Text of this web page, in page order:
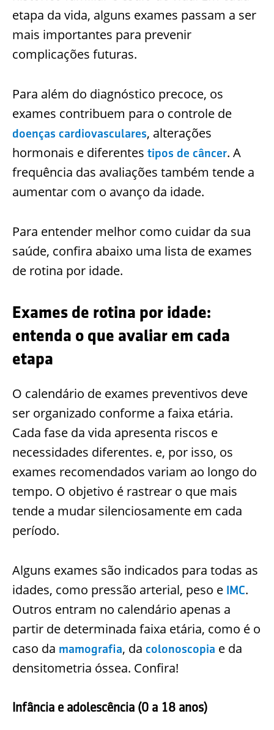
etapa da vida, alguns exames passam a ser
mais importantes para prevenir
complicações futuras.
Para além do diagnóstico precoce, os
exames contribuem para o controle de
doenças cardiovasculares, alterações
hormonais e diferentes tipos de câncer. A
frequência das avaliações também tende a
aumentar com o avanço da idade.
Para entender melhor como cuidar da sua
saúde, confira abaixo uma lista de exames
de rotina por idade.
Exames de rotina por idade:
entenda o que avaliar em cada
etapa
O calendário de exames preventivos deve
ser organizado conforme a faixa etária.
Cada fase da vida apresenta riscos e
necessidades diferentes. e, por isso, os
exames recomendados variam ao longo do
tempo. O objetivo é rastrear o que mais
tende a mudar silenciosamente em cada
período.
Alguns exames são indicados para todas as
idades, como pressão arterial, peso e IMC.
Outros entram no calendário apenas a
partir de determinada faixa etária, como é o
caso da mamografia, da colonoscopia e da
densitometria óssea. Confira!
Infância e adolescência (0 a 18 anos)